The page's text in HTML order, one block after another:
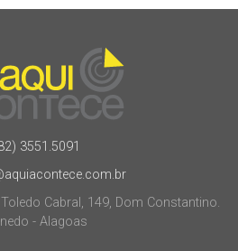
3551.5091
Cabral, 149, Dom Constantino.
- Alagoas